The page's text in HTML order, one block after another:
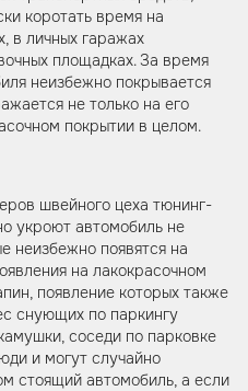
коротать время на
в личных гаражах
площадках. За время
неизбежно покрывается
не только на его
покрытии в целом.
швейного цеха тюнинг-
укроют автомобиль не
неизбежно появятся на
на лакокрасочном
появление которых также
снующих по паркингу
соседи по парковке
и могут случайно
стоящий автомобиль, а если